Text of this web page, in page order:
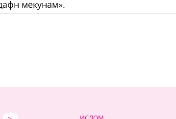
мекунам».